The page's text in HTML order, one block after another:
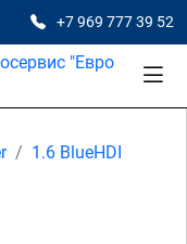
+7 969 777 39 52
1.6 BlueHDI